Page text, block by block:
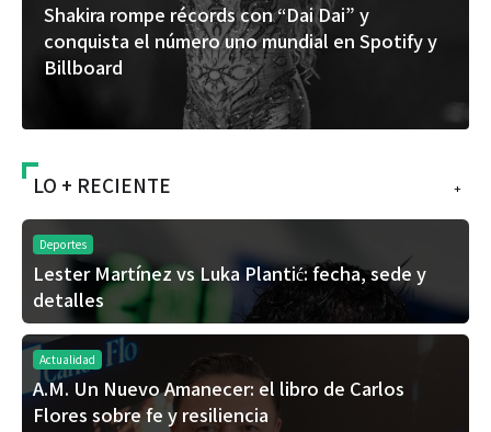
del
rompe récords con “Dai Dai” y
el número uno mundial en Spotify y
+
LO + RECIENTE
Deportes
Lester Martínez vs Luka Plantić: fecha, sede y
detalles
Actualidad
A.M. Un Nuevo Amanecer: el libro de Carlos
Flores sobre fe y resiliencia